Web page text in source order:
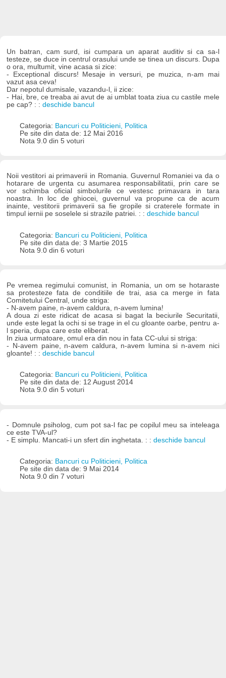
Un batran, cam surd, isi cumpara un aparat auditiv si ca sa-l
testeze, se duce in centrul orasului unde se tinea un discurs. Dupa
o ora, multumit, vine acasa si zice:
- Exceptional discurs! Mesaje in versuri, pe muzica, n-am mai
vazut asa ceva!
Dar nepotul dumisale, vazandu-l, ii zice:
- Hai, bre, ce treaba ai avut de ai umblat toata ziua cu castile mele
pe cap? : :deschide bancul
Categoria: Bancuri cu Politicieni, Politica
Pe site din data de: 12 Mai 2016
Nota 9.0 din 5 voturi
Noii vestitori ai primaverii in Romania. Guvernul Romaniei va da o
hotarare de urgenta cu asumarea responsabilitatii, prin care se
vor schimba oficial simbolurile ce vestesc primavara in tara
noastra. In loc de ghiocei, guvernul va propune ca de acum
inainte, vestitorii primaverii sa fie gropile si craterele formate in
timpul iernii pe soselele si strazile patriei. : :deschide bancul
Categoria: Bancuri cu Politicieni, Politica
Pe site din data de: 3 Martie 2015
Nota 9.0 din 6 voturi
Pe vremea regimului comunist, in Romania, un om se hotaraste
sa protesteze fata de conditiile de trai, asa ca merge in fata
Comitetului Central, unde striga:
- N-avem paine, n-avem caldura, n-avem lumina!
A doua zi este ridicat de acasa si bagat la beciurile Securitatii,
unde este legat la ochi si se trage in el cu gloante oarbe, pentru a-
l speria, dupa care este eliberat.
In ziua urmatoare, omul era din nou in fata CC-ului si striga:
- N-avem paine, n-avem caldura, n-avem lumina si n-avem nici
gloante! : :deschide bancul
Categoria: Bancuri cu Politicieni, Politica
Pe site din data de: 12 August 2014
Nota 9.0 din 5 voturi
- Domnule psiholog, cum pot sa-l fac pe copilul meu sa inteleaga
ce este TVA-ul?
- E simplu. Mancati-i un sfert din inghetata. : :deschide bancul
Categoria: Bancuri cu Politicieni, Politica
Pe site din data de: 9 Mai 2014
Nota 9.0 din 7 voturi